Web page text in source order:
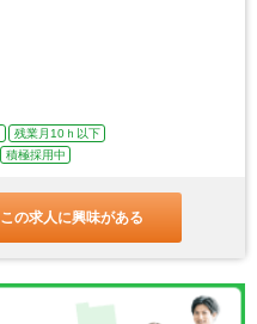
残業月10ｈ以下
積極採用中
この求人に興味がある